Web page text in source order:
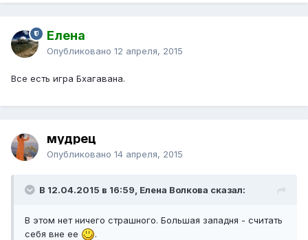
Елена
Опубликовано 12 апреля, 2015
Все есть игра Бхагавана.
мудрец
Опубликовано 14 апреля, 2015
В 12.04.2015 в 16:59, Елена Волкова сказал:
В этом нет ничего страшного. Большая западня - считать
себя вне ее
.